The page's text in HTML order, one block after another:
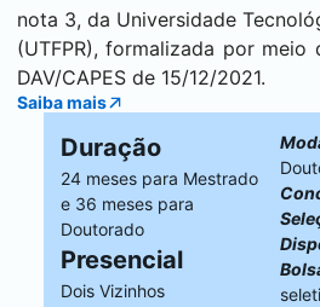
nota 3, da Universidade
(UTFPR), formalizada por meio
DAV/CAPES de 15/12/2021.
Saiba mais
Duração
24 meses para Mestrado
e 36 meses para
Doutorado
Presencial
Dois Vizinhos